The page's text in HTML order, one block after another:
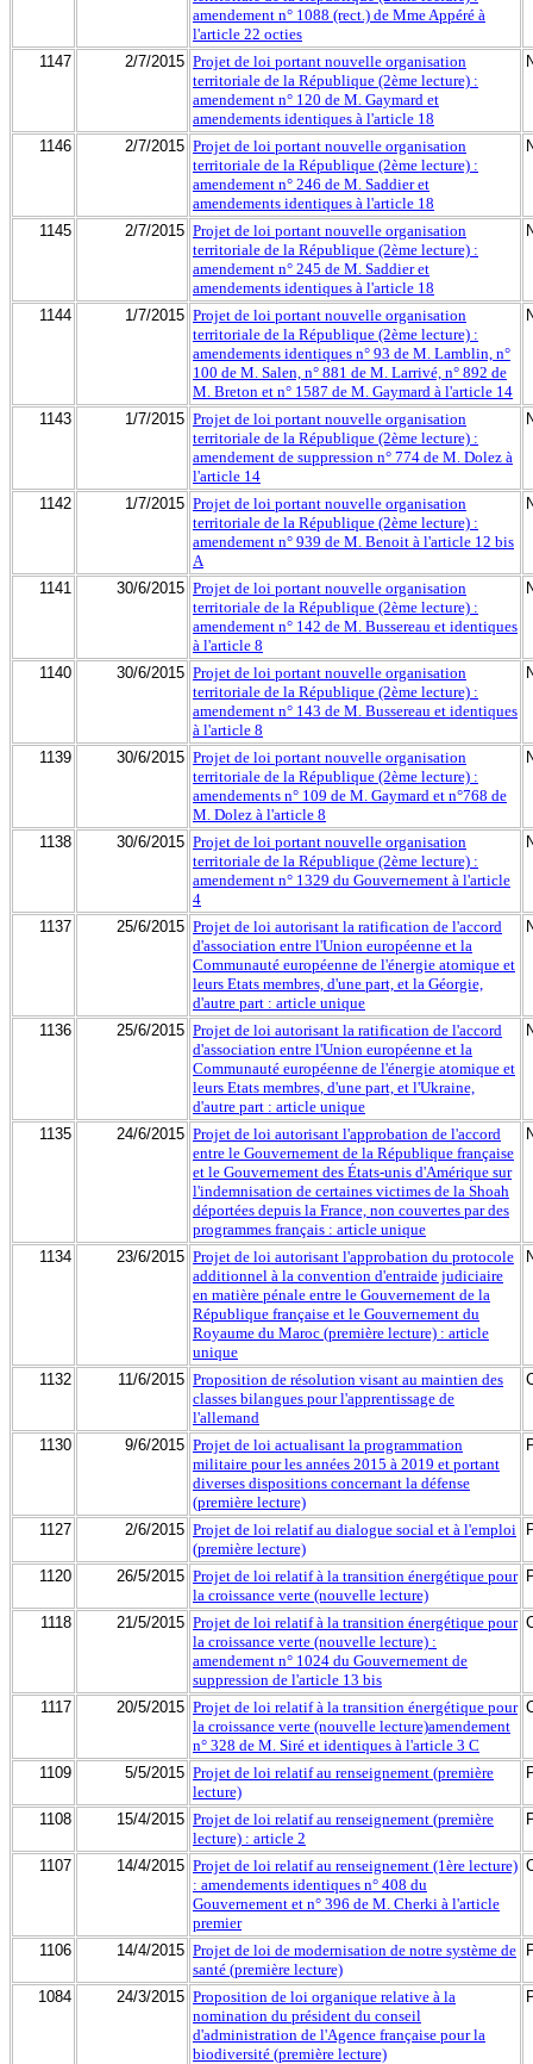
amendement n° 1088 (rect.) de Mme Appéré à
l'article 22 octies
1147 2/7/2015 Projet de loi portant nouvelle organisation
territoriale de la République (2ème lecture) :
amendement n° 120 de M. Gaymard et
amendements identiques à l'article 18
1146 2/7/2015 Projet de loi portant nouvelle organisation
territoriale de la République (2ème lecture) :
amendement n° 246 de M. Saddier et
amendements identiques à l'article 18
1145 2/7/2015 Projet de loi portant nouvelle organisation
territoriale de la République (2ème lecture) :
amendement n° 245 de M. Saddier et
amendements identiques à l'article 18
1144 1/7/2015 Projet de loi portant nouvelle organisation
territoriale de la République (2ème lecture) :
amendements identiques n° 93 de M. Lamblin, n°
100 de M. Salen, n° 881 de M. Larrivé, n° 892 de
M. Breton et n° 1587 de M. Gaymard à l'article 14
1143 1/7/2015 Projet de loi portant nouvelle organisation
territoriale de la République (2ème lecture) :
amendement de suppression n° 774 de M. Dolez à
l'article 14
1142 1/7/2015 Projet de loi portant nouvelle organisation
territoriale de la République (2ème lecture) :
amendement n° 939 de M. Benoit à l'article 12 bis
A
1141 30/6/2015 Projet de loi portant nouvelle organisation
territoriale de la République (2ème lecture) :
amendement n° 142 de M. Bussereau et identiques
à l'article 8
1140 30/6/2015 Projet de loi portant nouvelle organisation
territoriale de la République (2ème lecture) :
amendement n° 143 de M. Bussereau et identiques
à l'article 8
1139 30/6/2015 Projet de loi portant nouvelle organisation
territoriale de la République (2ème lecture) :
amendements n° 109 de M. Gaymard et n°768 de
M. Dolez à l'article 8
1138 30/6/2015 Projet de loi portant nouvelle organisation
territoriale de la République (2ème lecture) :
amendement n° 1329 du Gouvernement à l'article
4
1137 25/6/2015 Projet de loi autorisant la ratification de l'accord
d'association entre l'Union européenne et la
Communauté européenne de l'énergie atomique et
leurs Etats membres, d'une part, et la Géorgie,
d'autre part : article unique
1136 25/6/2015 Projet de loi autorisant la ratification de l'accord
d'association entre l'Union européenne et la
Communauté européenne de l'énergie atomique et
leurs Etats membres, d'une part, et l'Ukraine,
d'autre part : article unique
1135 24/6/2015 Projet de loi autorisant l'approbation de l'accord
entre le Gouvernement de la République française
et le Gouvernement des États-unis d'Amérique sur
l'indemnisation de certaines victimes de la Shoah
déportées depuis la France, non couvertes par des
programmes français : article unique
1134 23/6/2015 Projet de loi autorisant l'approbation du protocole
additionnel à la convention d'entraide judiciaire
en matière pénale entre le Gouvernement de la
République française et le Gouvernement du
Royaume du Maroc (première lecture) : article
unique
1132 11/6/2015 Proposition de résolution visant au maintien des
classes bilangues pour l'apprentissage de
l'allemand
1130 9/6/2015 Projet de loi actualisant la programmation
militaire pour les années 2015 à 2019 et portant
diverses dispositions concernant la défense
(première lecture)
1127 2/6/2015 Projet de loi relatif au dialogue social et à l'emploi
(première lecture)
1120 26/5/2015 Projet de loi relatif à la transition énergétique pour
la croissance verte (nouvelle lecture)
1118 21/5/2015 Projet de loi relatif à la transition énergétique pour
la croissance verte (nouvelle lecture) :
amendement n° 1024 du Gouvernement de
suppression de l'article 13 bis
1117 20/5/2015 Projet de loi relatif à la transition énergétique pour
la croissance verte (nouvelle lecture)amendement
n° 328 de M. Siré et identiques à l'article 3 C
1109 5/5/2015 Projet de loi relatif au renseignement (première
lecture)
1108 15/4/2015 Projet de loi relatif au renseignement (première
lecture) : article 2
1107 14/4/2015 Projet de loi relatif au renseignement (1ère lecture)
: amendements identiques n° 408 du
Gouvernement et n° 396 de M. Cherki à l'article
premier
1106 14/4/2015 Projet de loi de modernisation de notre système de
santé (première lecture)
1084 24/3/2015 Proposition de loi organique relative à la
nomination du président du conseil
d'administration de l'Agence française pour la
biodiversité (première lecture)